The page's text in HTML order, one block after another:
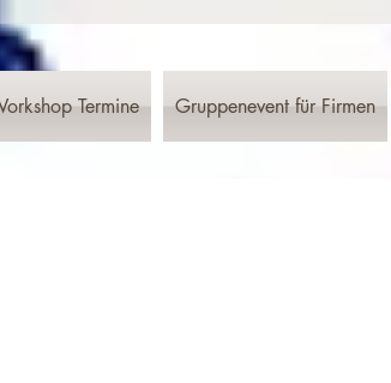
Termine Gruppenevent für Firmen